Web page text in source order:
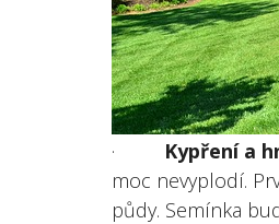
· Kypření a
moc nevyplodí.
půdy. Semínka